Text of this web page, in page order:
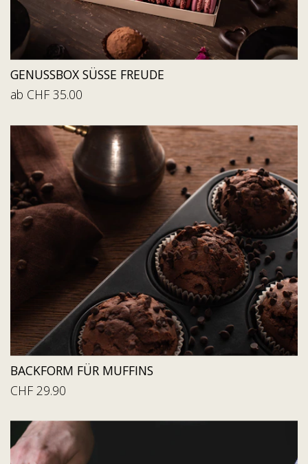
GENUSSBOX SÜSSE FREUDE
ab CHF 35.00
BACKFORM FÜR MUFFINS
CHF 29.90